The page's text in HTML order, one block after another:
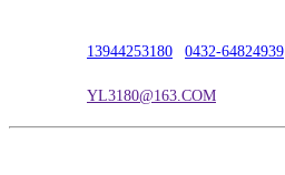
13944253180 0432-64824939
YL3180@163.COM